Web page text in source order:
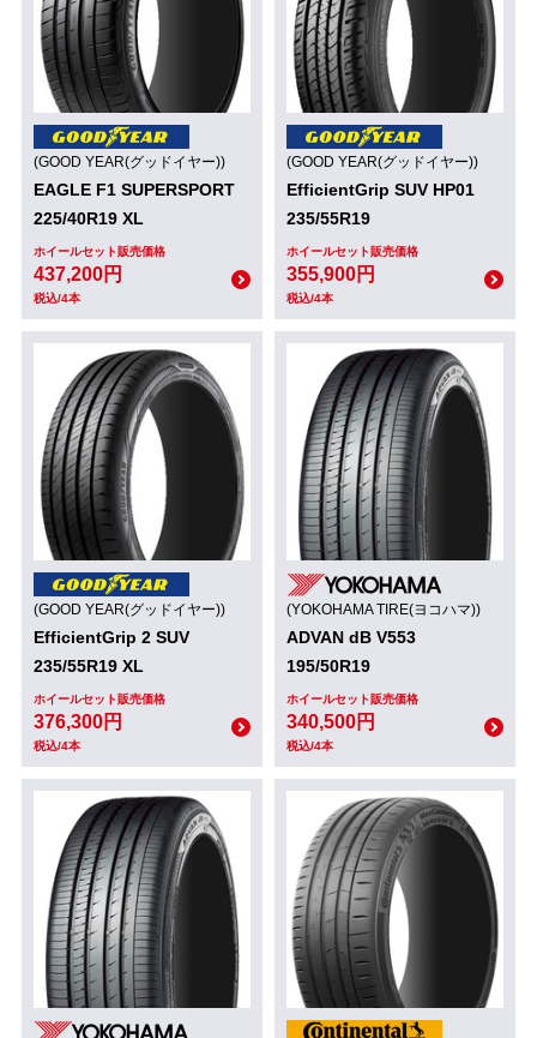
(GOOD YEAR(グッドイヤー))
EAGLE F1 SUPERSPORT
225/40R19 XL
ホイールセット販売価格
437,200円
税込/4本
(GOOD YEAR(グッドイヤー))
EfficientGrip SUV HP01
235/55R19
ホイールセット販売価格
355,900円
税込/4本
(GOOD YEAR(グッドイヤー))
EfficientGrip 2 SUV
235/55R19 XL
ホイールセット販売価格
376,300円
税込/4本
(YOKOHAMA TIRE(ヨコハマ))
ADVAN dB V553
195/50R19
ホイールセット販売価格
340,500円
税込/4本